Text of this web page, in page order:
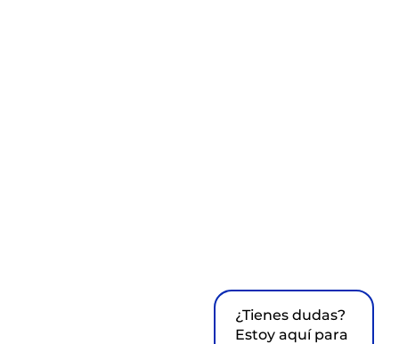
¿Tienes dudas?
Estoy aquí para